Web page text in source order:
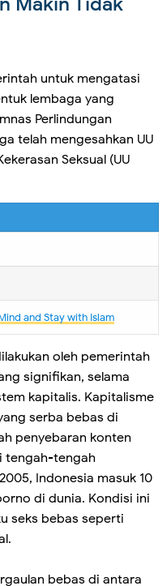
untuk mengatasi
lembaga yang
Perlindungan
telah mengesahkan UU
Seksual (UU
and Stay with Islam
oleh pemerintah
signifikan, selama
kapitalis. Kapitalisme
serba bebas di
penyebaran konten
tengah-tengah
Indonesia masuk 10
di dunia. Kondisi ini
seks bebas seperti
bebas di antara